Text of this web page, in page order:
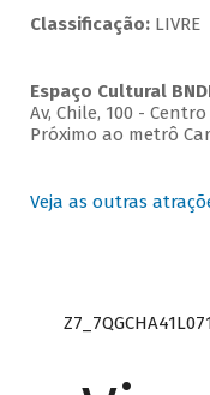
Classificação:LIVRE
Espaço Cultural
Av, Chile, 100 - Centro
Próximo ao metrô
Veja as outras